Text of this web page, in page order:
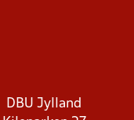
DBU Jylland